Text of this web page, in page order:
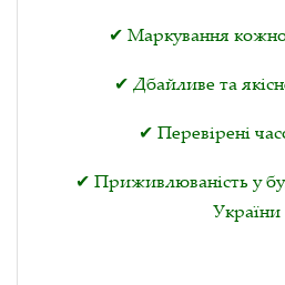
✔ Маркування
✔ Дбайливе та
✔ Перевірені
✔ Приживлюваність у
України